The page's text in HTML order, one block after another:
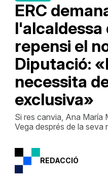
ERC
l'alcaldessa
repensi el
Diputació:
necessita
exclusiva»
Si res canvia, Ana María
Vega després de la seva
REDACCIÓ